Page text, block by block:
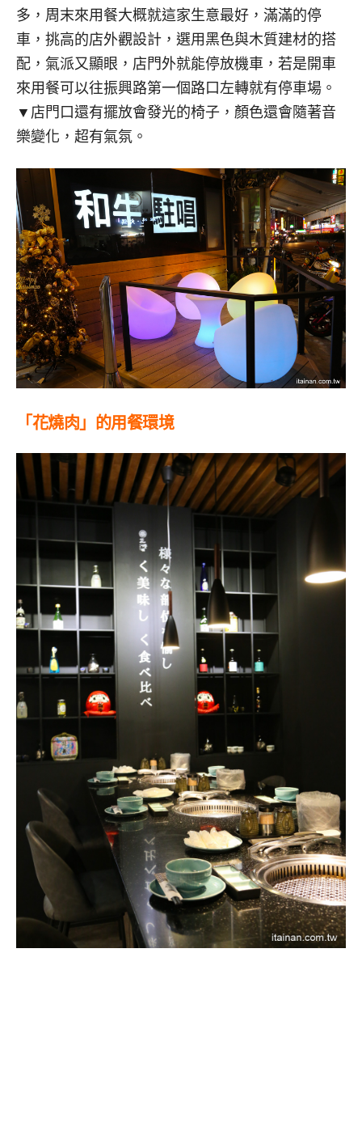
多，周末來用餐大概就這家生意最好，滿滿的停
車，挑高的店外觀設計，選用黑色與木質建材的搭
配，氣派又顯眼，店門外就能停放機車，若是開車
來用餐可以往振興路第一個路口左轉就有停車場。
▼店門口還有擺放會發光的椅子，顏色還會隨著音
樂變化，超有氣氛。
「花燒肉」的用餐環境